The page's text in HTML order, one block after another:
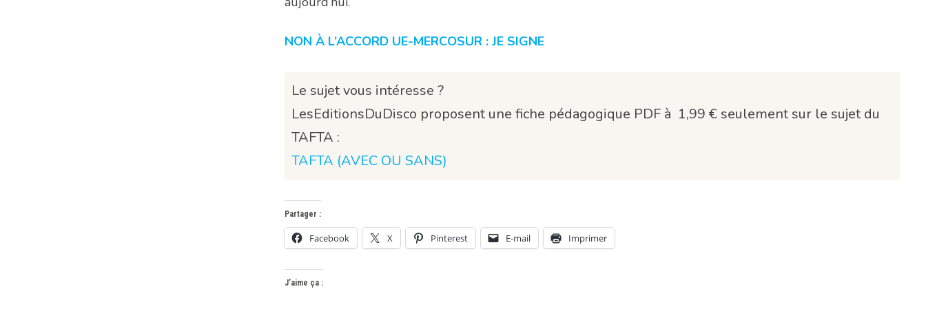
NON À L’ACCORD UE-MERCOSUR : JE SIGNE
Le sujet vous intéresse ?
LesEditionsDuDisco proposent une fiche pédagogique PDF à 1,99 € seulement sur le sujet du
TAFTA :
TAFTA (AVEC OU SANS)
Partager :
Facebook X Pinterest E-mail Imprimer
J’aime ça :